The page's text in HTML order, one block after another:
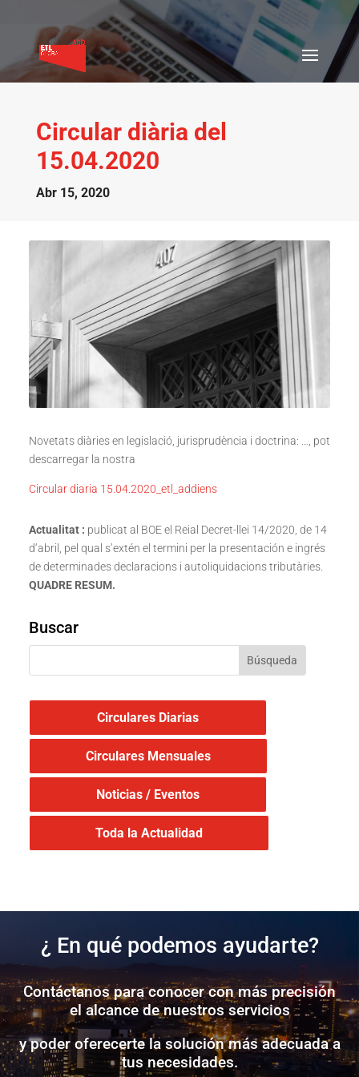
Circular diària del
15.04.2020
Abr 15, 2020
Novetats diàries en legislació, jurisprudència i doctrina: …, pot
descarregar la nostra
Circular diaria 15.04.2020_etl_addiens
Actualitat : publicat al BOE el Reial Decret-llei 14/2020, de 14
d‘abril, pel qual s’extén el termini per la presentación e ingrés
de determinades declaracions i autoliquidacions tributàries.
QUADRE RESUM.
Buscar
Circulares Diarias
Circulares Mensuales
Noticias / Eventos
Toda la Actualidad
¿ En qué podemos ayudarte?
Contáctanos para conocer con más precisión
el alcance de nuestros servicios
y poder oferecerte la solución más adecuada a
tus necesidades.